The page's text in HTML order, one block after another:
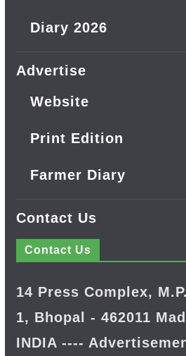
Diary 2026
Advertise
Website
Print Edition
Farmer Diary
Contact Us
Contact Us
14 Press Complex,
1, Bhopal - 462011
INDIA ----